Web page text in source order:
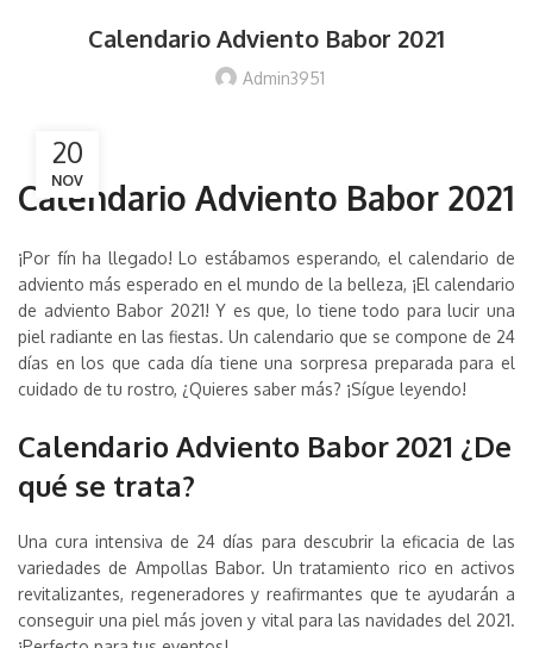
Calendario Adviento Babor 2021
Admin3951
20
NOV
Calendario Adviento Babor 2021
¡Por fín ha llegado! Lo estábamos esperando, el calendario de
adviento más esperado en el mundo de la belleza, ¡El calendario
de adviento Babor 2021! Y es que, lo tiene todo para lucir una
piel radiante en las fiestas. Un calendario que se compone de 24
días en los que cada día tiene una sorpresa preparada para el
cuidado de tu rostro, ¿Quieres saber más? ¡Sígue leyendo!
Calendario Adviento Babor 2021 ¿De
qué se trata?
Una cura intensiva de 24 días para descubrir la eficacia de las
variedades de Ampollas Babor. Un tratamiento rico en activos
revitalizantes, regeneradores y reafirmantes que te ayudarán a
conseguir una piel más joven y vital para las navidades del 2021.